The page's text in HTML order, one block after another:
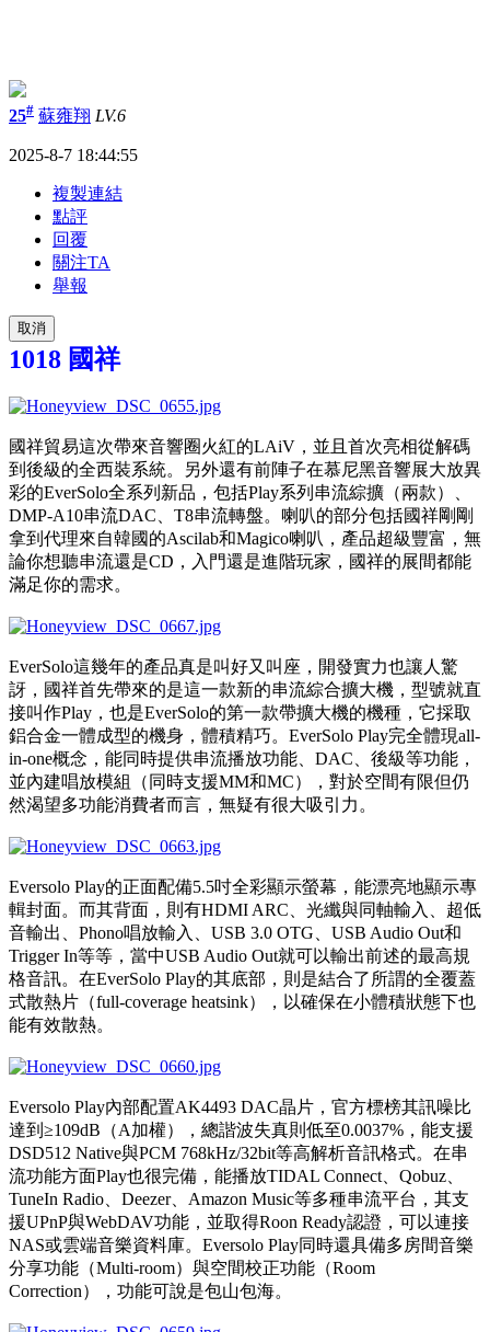
25# 蘇雍翔 LV.6
2025-8-7 18:44:55
複製連結
點評
回覆
關注TA
舉報
取消
1018 國祥
國祥貿易這次帶來音響圈火紅的LAiV，並且首次亮相從解碼
到後級的全西裝系統。另外還有前陣子在慕尼黑音響展大放異
彩的EverSolo全系列新品，包括Play系列串流綜擴（兩款）、
DMP-A10串流DAC、T8串流轉盤。喇叭的部分包括國祥剛剛
拿到代理來自韓國的Ascilab和Magico喇叭，產品超級豐富，無
論你想聽串流還是CD，入門還是進階玩家，國祥的展間都能
滿足你的需求。
EverSolo這幾年的產品真是叫好又叫座，開發實力也讓人驚
訝，國祥首先帶來的是這一款新的串流綜合擴大機，型號就直
接叫作Play，也是EverSolo的第一款帶擴大機的機種，它採取
鋁合金一體成型的機身，體積精巧。EverSolo Play完全體現all-
in-one概念，能同時提供串流播放功能、DAC、後級等功能，
並內建唱放模組（同時支援MM和MC），對於空間有限但仍
然渴望多功能消費者而言，無疑有很大吸引力。
Eversolo Play的正面配備5.5吋全彩顯示螢幕，能漂亮地顯示專
輯封面。而其背面，則有HDMI ARC、光纖與同軸輸入、超低
音輸出、Phono唱放輸入、USB 3.0 OTG、USB Audio Out和
Trigger In等等，當中USB Audio Out就可以輸出前述的最高規
格音訊。在EverSolo Play的其底部，則是結合了所謂的全覆蓋
式散熱片（full-coverage heatsink），以確保在小體積狀態下也
能有效散熱。
Eversolo Play內部配置AK4493 DAC晶片，官方標榜其訊噪比
達到≥109dB（A加權），總諧波失真則低至0.0037%，能支援
DSD512 Native與PCM 768kHz/32bit等高解析音訊格式。在串
流功能方面Play也很完備，能播放TIDAL Connect、Qobuz、
TuneIn Radio、Deezer、Amazon Music等多種串流平台，其支
援UPnP與WebDAV功能，並取得Roon Ready認證，可以連接
NAS或雲端音樂資料庫。Eversolo Play同時還具備多房間音樂
分享功能（Multi-room）與空間校正功能（Room
Correction），功能可說是包山包海。